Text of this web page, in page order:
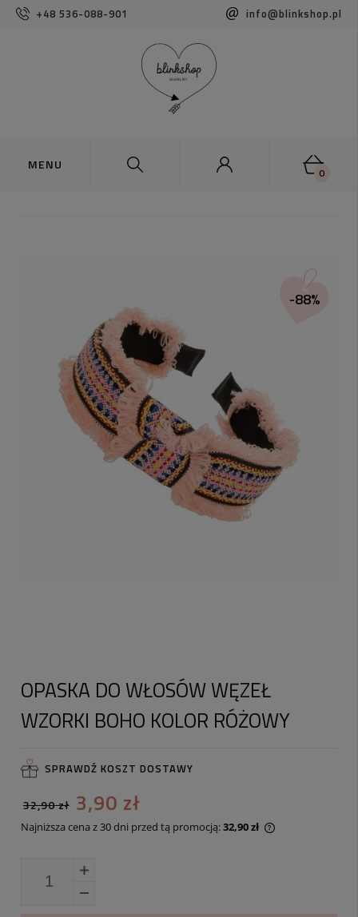
+48 536-088-901 info@blinkshop.pl
0
-88%
OPASKA DO WŁOSÓW WĘZEŁ
WZORKI BOHO KOLOR RÓŻOWY
SPRAWDŹ KOSZT DOSTAWY
3,90 zł
32,90 zł
Najniższa cena z 30 dni przed tą promocją:32,90 zł